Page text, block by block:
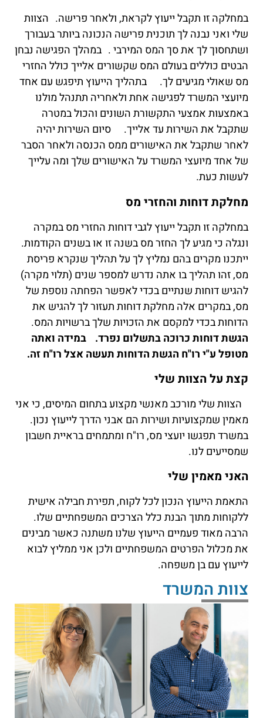
במחלקה זו תקבל ייעוץ לקראת, ולאחר פרישה. הצוות
שלי ואני נבנה לך תוכנית פרישה הנכונה ביותר בעבורך
ושתחסוך לך את סך המס המירבי . במהלך הפגישה נבחן
הבטים כוללים בעולם המס שקשורים אלייך כולל החזרי
מס שאולי מגיעים לך. בתהליך הייעוץ תיפגש עם אחד
מיועצי המשרד לפגישה אחת ולאחריה תתנהל מולנו
באמצעות אמצעי התקשורת השונים והכול במטרה
שתקבל את השירות עד אלייך. סיום השירות יהיה
לאחר שתקבל את האישורים ממס הכנסה ולאחר הסבר
של אחד מיועצי המשרד על האישורים שלך ומה עלייך
לעשות כעת.
מחלקת דוחות והחזרי מס
במחלקה זו תקבל ייעוץ לגבי דוחות החזרי מס במקרה
ונגלה כי מגיע לך החזר מס בשנה זו או בשנים הקודמות.
ייתכנו מקרים בהם נמליץ לך על תהליך שנקרא פריסת
מס, זהו תהליך בו אתה נדרש למספר שנים (תלוי מקרה)
להגיש דוחות שנתיים בכדי לאפשר הפחתה נוספת של
מס, במקרים אלה מחלקת דוחות תעזור לך להגיש את
הדוחות בכדי למקסם את הזכויות שלך ברשויות המס.
הגשת דוחות כרוכה בתשלום נפרד. במידה ואתה
מטופל ע"י רו"ח הגשת הדוחות תעשה אצל רו"ח זה.
קצת על הצוות שלי
הצוות שלי מורכב מאנשי מקצוע בתחום המיסים, כי אני
מאמין שמקצועיות ושירות הם אבני הדרך לייעוץ נכון.
במשרד תפגשו יועצי מס, רו"ח ומתמחים בראיית חשבון
שמסייעים לנו.
האני מאמין שלי
התאמת הייעוץ הנכון לכל לקוח, תפירת חבילה אישית
ללקוחות מתוך הבנת כלל הצרכים המשפחתיים שלו.
הרבה מאוד פעמיים הייעוץ שלנו משתנה כאשר מבינים
את מכלול הפרטים המשפחתיים ולכן אני ממליץ לבוא
לייעוץ עם בן משפחה.
צוות המשרד